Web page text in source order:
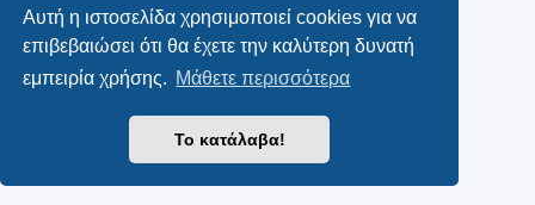
Αυτή η ιστοσελίδα χρησιμοποιεί cookies για να
επιβεβαιώσει ότι θα έχετε την καλύτερη δυνατή
εμπειρία χρήσης. Μάθετε περισσότερα
Το κατάλαβα!